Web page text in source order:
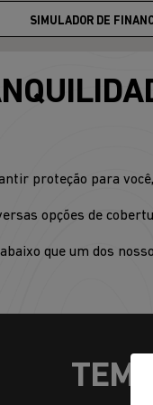
SIMULADOR DE
proteção para
opções de
que um dos
TEM